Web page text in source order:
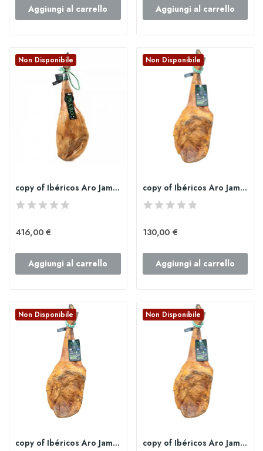
Aggiungi al carrello Aggiungi al carrello
Non Disponibile
copy of Ibéricos Aro Jamón de bellota 100%...
416,00 €
Aggiungi al carrello
Non Disponibile
copy of Ibéricos Aro Jamón de bellota 100%...
130,00 €
Aggiungi al carrello
Non Disponibile
copy of Ibéricos Aro Jamón de bellota 100%...
Non Disponibile
copy of Ibéricos Aro Jamón de bellota 100%...